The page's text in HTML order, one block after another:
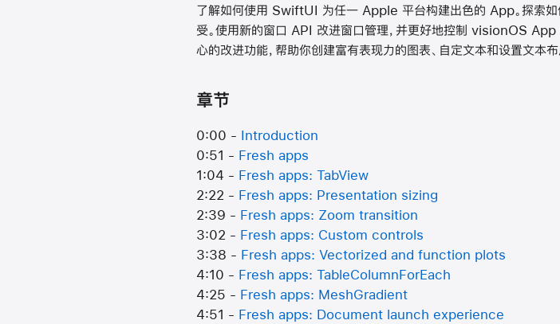
了解如何使用 SwiftUI 为任一 Apple 平台构建出色的 App。探索
受。使用新的窗口 API 改进窗口管理，并更好地控制 visionOS App
心的改进功能，帮助你创建富有表现力的图表、自定文本和设置文本布
章节
0:00 -
Introduction
0:51 - Fresh apps
1:04 - Fresh apps: TabView
2:22 - Fresh apps: Presentation sizing
2:39 - Fresh apps: Zoom transition
3:02 - Fresh apps: Custom controls
3:38 - Fresh apps: Vectorized and function plots
4:10 - Fresh apps: TableColumnForEach
4:25 - Fresh apps: MeshGradient
4:51 - Fresh apps: Document launch experience